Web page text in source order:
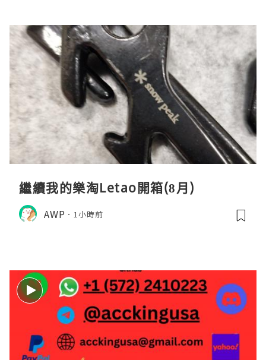
繼續我的樂淘Letao開箱(8月)
AWP 1小時前